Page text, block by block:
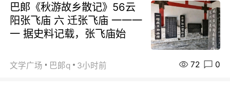
巴郞《秋游故乡散记》56云
阳张飞庙 六 迁张飞庙 一一一
一 据史料记载，张飞庙始
文学广场 巴郞q 3小时前 72 0